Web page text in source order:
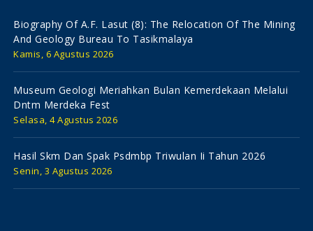
Biography Of A.f. Lasut (8): The Relocation Of The Mining
And Geology Bureau To Tasikmalaya
Kamis, 6 Agustus 2026
Museum Geologi Meriahkan Bulan Kemerdekaan Melalui
Dntm Merdeka Fest
Selasa, 4 Agustus 2026
Hasil Skm Dan Spak Psdmbp Triwulan Ii Tahun 2026
Senin, 3 Agustus 2026